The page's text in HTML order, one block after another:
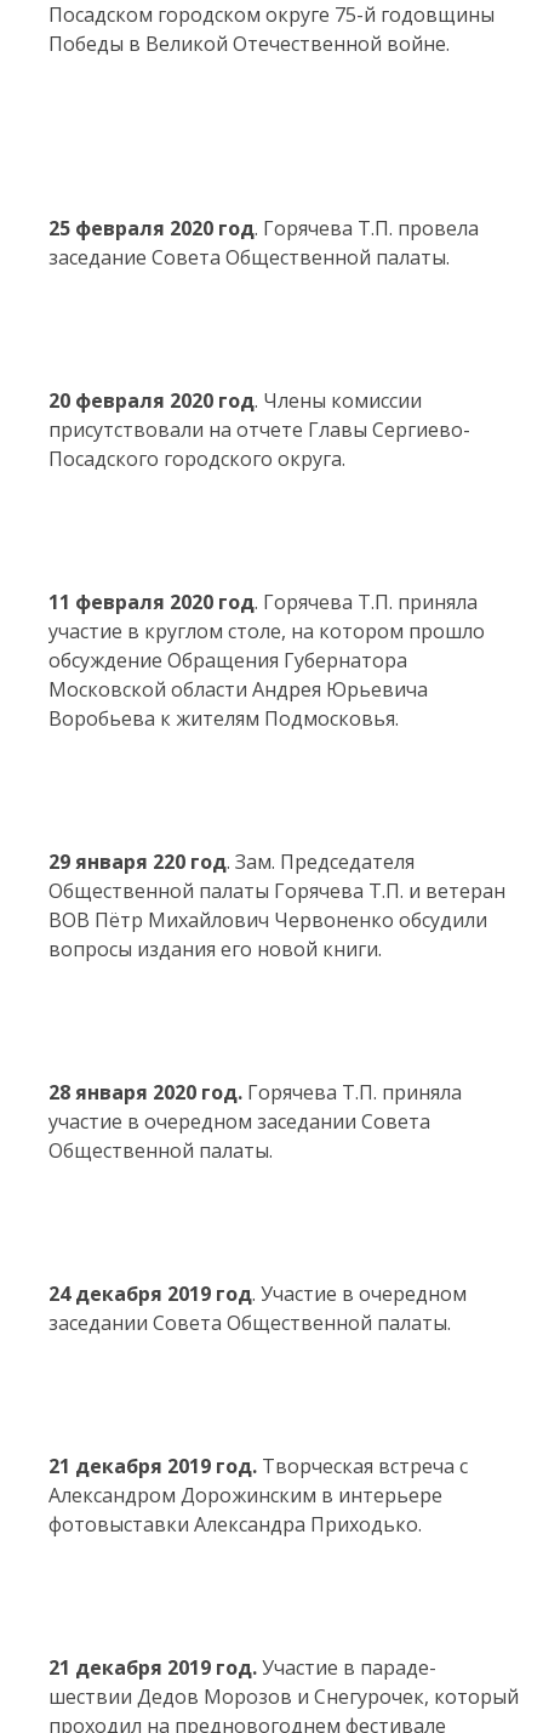
Посадском городском округе 75-й годовщины
Победы в Великой Отечественной войне.
25 февраля 2020 год. Горячева Т.П. провела
заседание Совета Общественной палаты.
20 февраля 2020 год. Члены комиссии
присутствовали на отчете Главы Сергиево-
Посадского городского округа.
11 февраля 2020 год. Горячева Т.П. приняла
участие в круглом столе, на котором прошло
обсуждение Обращения Губернатора
Московской области Андрея Юрьевича
Воробьева к жителям Подмосковья.
29 января 220 год. Зам. Председателя
Общественной палаты Горячева Т.П. и ветеран
ВОВ Пётр Михайлович Червоненко обсудили
вопросы издания его новой книги.
28 января 2020 год. Горячева Т.П. приняла
участие в очередном заседании Совета
Общественной палаты.
24 декабря 2019 год. Участие в очередном
заседании Совета Общественной палаты.
21 декабря 2019 год. Творческая встреча с
Александром Дорожинским в интерьере
фотовыставки Александра Приходько.
21 декабря 2019 год.Участие в параде-
шествии Дедов Морозов и Снегурочек, который
проходил на предновогоднем фестивале